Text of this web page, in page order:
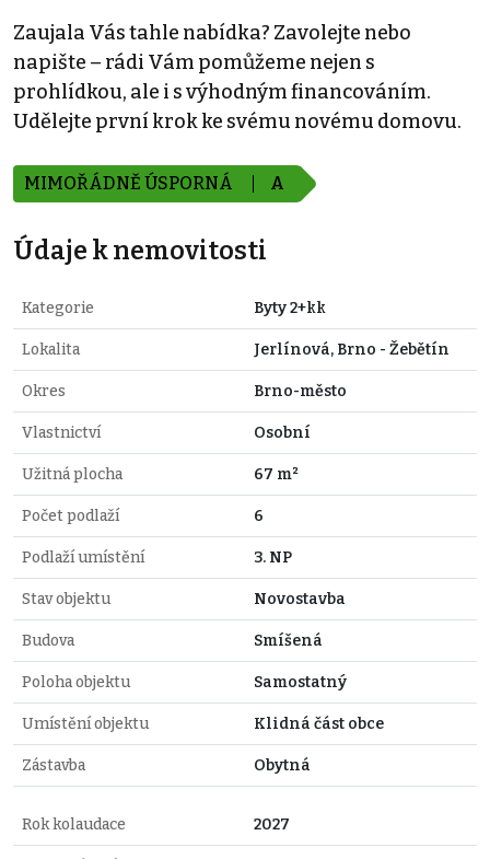
Zaujala Vás tahle nabídka? Zavolejte nebo
napište – rádi Vám pomůžeme nejen s
prohlídkou, ale i s výhodným financováním.
Udělejte první krok ke svému novému domovu.
MIMOŘÁDNĚ ÚSPORNÁ A
Údaje k nemovitosti
Kategorie Byty 2+kk
Lokalita Jerlínová, Brno - Žebětín
Okres Brno-město
Vlastnictví Osobní
Užitná plocha 67 m²
Počet podlaží 6
Podlaží umístění 3. NP
Stav objektu Novostavba
Budova Smíšená
Poloha objektu Samostatný
Umístění objektu Klidná část obce
Zástavba Obytná
Rok kolaudace 2027